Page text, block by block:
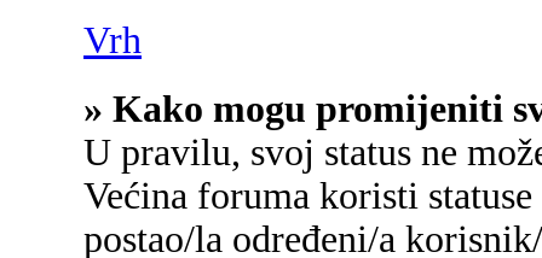
Vrh
» Kako mogu promijeniti
U pravilu, svoj status ne
Većina foruma koristi
postao/la određeni/a